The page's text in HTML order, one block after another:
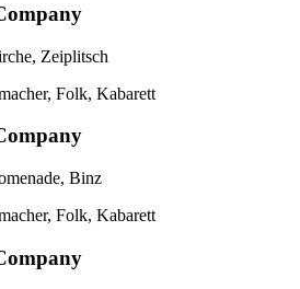
Zeiplitsch
Folk, Kabarett
Binz
Folk, Kabarett